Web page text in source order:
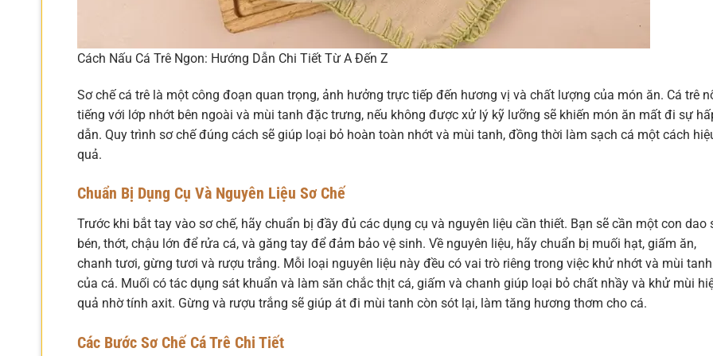
Cách Nấu Cá Trê Ngon: Hướng Dẫn Chi Tiết Từ A Đến Z
Sơ chế cá trê là một công đoạn quan trọng, ảnh hưởng trực tiếp đến hương vị và chất lượng của món ăn. Cá trê
tiếng với lớp nhớt bên ngoài và mùi tanh đặc trưng, nếu không được xử lý kỹ lưỡng sẽ khiến món ăn mất đi sự
dẫn. Quy trình sơ chế đúng cách sẽ giúp loại bỏ hoàn toàn nhớt và mùi tanh, đồng thời làm sạch cá một cách
quả.
Chuẩn Bị Dụng Cụ Và Nguyên Liệu Sơ Chế
Trước khi bắt tay vào sơ chế, hãy chuẩn bị đầy đủ các dụng cụ và nguyên liệu cần thiết. Bạn sẽ cần một con dao
bén, thớt, chậu lớn để rửa cá, và găng tay để đảm bảo vệ sinh. Về nguyên liệu, hãy chuẩn bị muối hạt, giấm ăn,
chanh tươi, gừng tươi và rượu trắng. Mỗi loại nguyên liệu này đều có vai trò riêng trong việc khử nhớt và mùi tanh
của cá. Muối có tác dụng sát khuẩn và làm săn chắc thịt cá, giấm và chanh giúp loại bỏ chất nhầy và khử mùi
quả nhờ tính axit. Gừng và rượu trắng sẽ giúp át đi mùi tanh còn sót lại, làm tăng hương thơm cho cá.
Các Bước Sơ Chế Cá Trê Chi Tiết